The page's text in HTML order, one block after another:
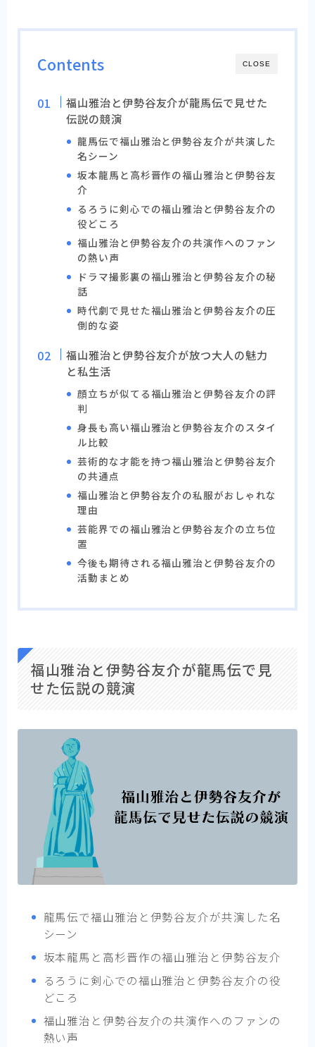
CLOSE
Contents
福山雅治と伊勢谷友介が龍馬伝で見せた
伝説の競演
龍馬伝で福山雅治と伊勢谷友介が共演した
名シーン
坂本龍馬と高杉晋作の福山雅治と伊勢谷友
介
るろうに剣心での福山雅治と伊勢谷友介の
役どころ
福山雅治と伊勢谷友介の共演作へのファン
の熱い声
ドラマ撮影裏の福山雅治と伊勢谷友介の秘
話
時代劇で見せた福山雅治と伊勢谷友介の圧
倒的な姿
福山雅治と伊勢谷友介が放つ大人の魅力
と私生活
顔立ちが似てる福山雅治と伊勢谷友介の評
判
身長も高い福山雅治と伊勢谷友介のスタイ
ル比較
芸術的な才能を持つ福山雅治と伊勢谷友介
の共通点
福山雅治と伊勢谷友介の私服がおしゃれな
理由
芸能界での福山雅治と伊勢谷友介の立ち位
置
今後も期待される福山雅治と伊勢谷友介の
活動まとめ
福山雅治と伊勢谷友介が龍馬伝で見
せた伝説の競演
龍馬伝で福山雅治と伊勢谷友介が共演した名
シーン
坂本龍馬と高杉晋作の福山雅治と伊勢谷友介
るろうに剣心での福山雅治と伊勢谷友介の役
どころ
福山雅治と伊勢谷友介の共演作へのファンの
熱い声